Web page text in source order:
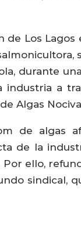
de Los
durante
a
Algas
de algas
de la
ello,
sindical,